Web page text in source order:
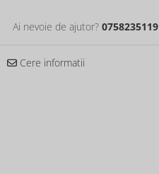
Ai nevoie de ajutor? 0758235119
Cere informatii